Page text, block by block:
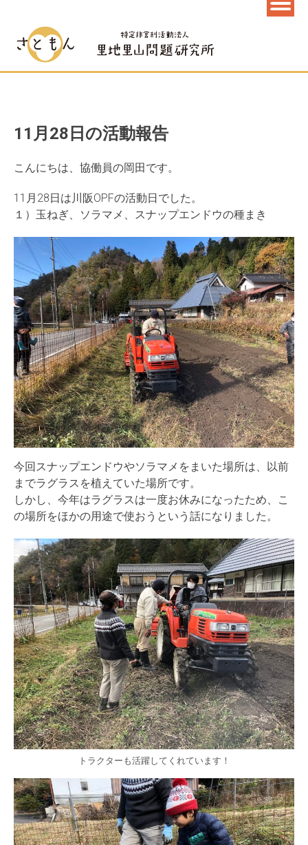
11月28日の活動報告
こんにちは、協働員の岡田です。
11月28日は川阪OPFの活動日でした。
１）玉ねぎ、ソラマメ、スナップエンドウの種まき
今回スナップエンドウやソラマメをまいた場所は、以前
までラグラスを植えていた場所です。
しかし、今年はラグラスは一度お休みになったため、こ
の場所をほかの用途で使おうという話になりました。
トラクターも活躍してくれています！